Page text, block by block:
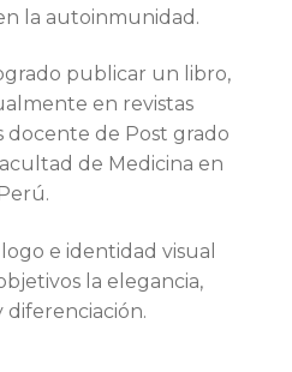
la autoinmunidad.
publicar un libro,
en revistas
docente de Post grado
de Medicina en
Perú.
e identidad visual
la elegancia,
diferenciación.